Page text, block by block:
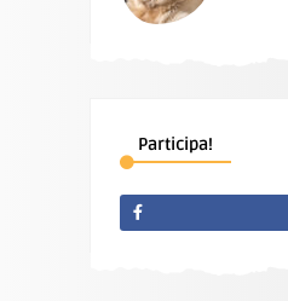
Participa!